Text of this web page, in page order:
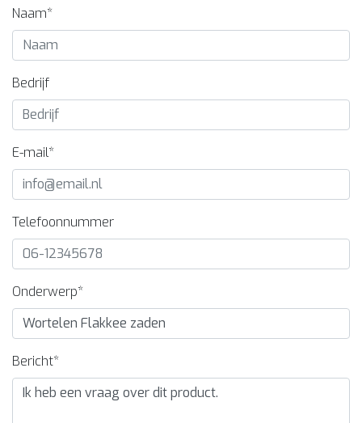
Naam*
Bedrijf
E-mail*
Telefoonnummer
Onderwerp*
Bericht*